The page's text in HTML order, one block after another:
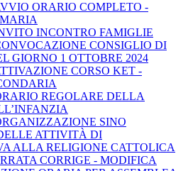
ORARIO COMPLETO -
INCONTRO FAMIGLIE
CONSIGLIO DI
GIORNO 1 OTTOBRE 2024
CORSO KET -
REGOLARE DELLA
SINO
ATTIVITÀ DI
ALLA RELIGIONE CATTOLICA
CORRIGE - MODIFICA